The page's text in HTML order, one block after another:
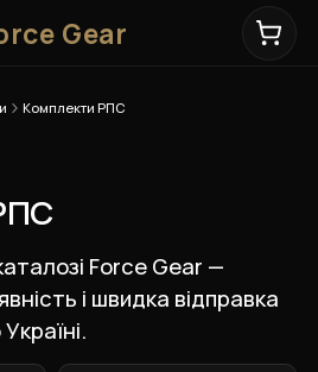
Gear
Комплекти РПС
Force Gear —
і швидка відправка